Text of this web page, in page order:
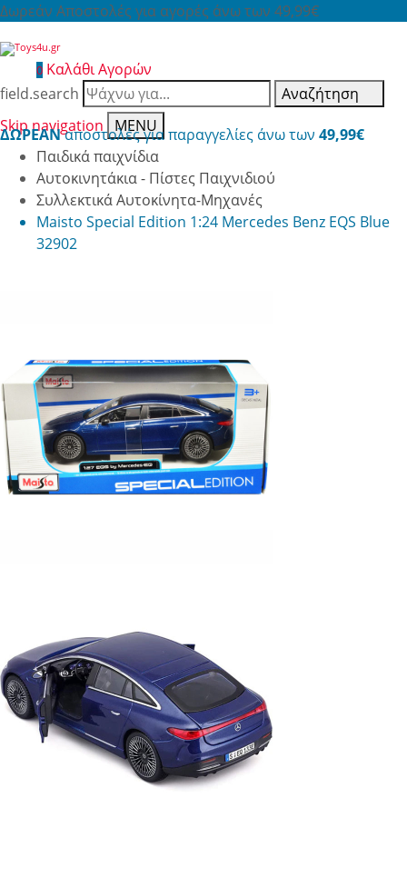
Δωρεάν Αποστολές για αγορές άνω των 49,99€
0 Καλάθι Αγορών
field.search
Αναζήτηση
Skip navigation
MENU
ΔΩΡΕΑΝαποστολές για παραγγελίες άνω των 49,99€
Παιδικά παιχνίδια
Αυτοκινητάκια - Πίστες Παιχνιδιού
Συλλεκτικά Αυτοκίνητα-Μηχανές
Maisto Special Edition 1:24 Mercedes Benz EQS Blue
32902